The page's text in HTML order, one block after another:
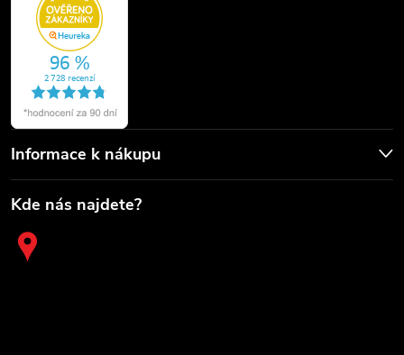
Informace k nákupu
Kde nás najdete?